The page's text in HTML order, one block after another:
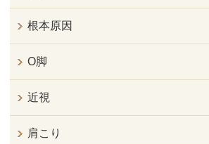
根本原因
O脚
近視
肩こり